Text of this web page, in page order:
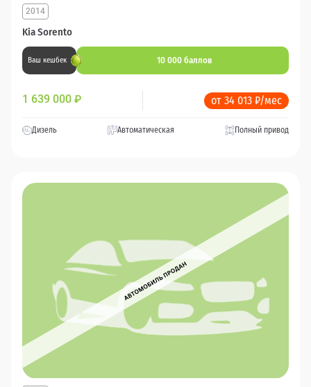
Kia Sorento
2014
Ваш кешбек 10 000 баллов
1 639 000 ₽ от 34 013 ₽/мес
Дизель Автоматическая Полный привод